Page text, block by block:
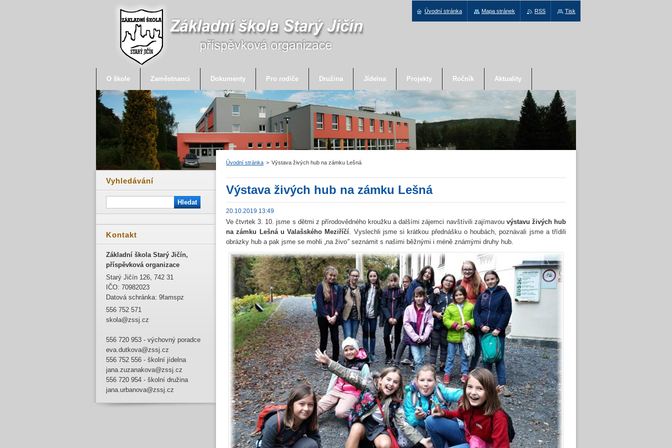
Úvodní stránka > Výstava živých hub na zámku Lešná
Výstava živých hub na zámku Lešná
20.10.2019 13:49
Ve čtvrtek 3. 10. jsme s dětmi z přírodovědného kroužku a dalšími zájemci navštívili zajímavou výstavu živých hub
na zámku Lešná u Valašského Meziříčí. Vyslechli jsme si krátkou přednášku o houbách, poznávali jsme a třídili
obrázky hub a pak jsme se mohli „na živo" seznámit s našimi běžnými i méně známými druhy hub.
Vyhledávání
Kontakt
Základní škola Starý Jičín,
příspěvková organizace
Starý Jičín 126, 742 31
IČO: 70982023
Datová schránka: 9famspz
556 752 571
skola@zssj.cz
556 720 953 - výchovný poradce
eva.dutkova@zssj.cz
556 752 556 - školní jídelna
jana.zuzanakova@zssj.cz
556 720 954 - školní družina
jana.urbanova@zssj.cz
O škole Zaměstnanci Dokumenty Pro rodiče Družina Jídelna Projekty Ročník Aktuality
Úvodní stránka Mapa stránek RSS Tisk